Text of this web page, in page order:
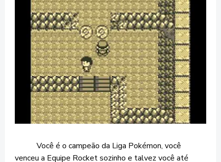
Você é o campeão da Liga Pokémon, você
venceu a Equipe Rocket sozinho e talvez você até